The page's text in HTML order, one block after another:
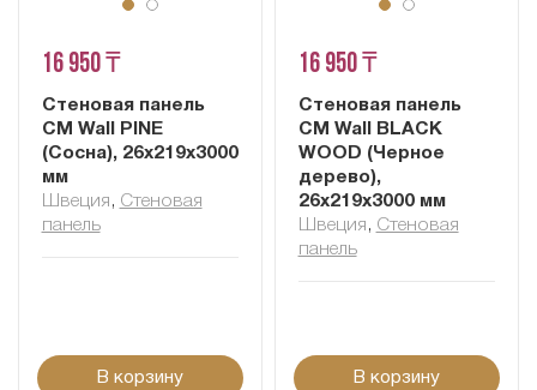
16 950 ₸
Стеновая панель
CM Wall PINE
(Сосна), 26x219x3000
мм
Швеция , Cтеновая
панель
В корзину
16 950 ₸
Стеновая панель
CM Wall BLACK
WOOD (Черное
дерево),
26x219x3000 мм
Швеция , Cтеновая
панель
В корзину